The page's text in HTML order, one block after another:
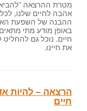
מטרת ההרצאה
אהבה לחיים שלנו,
ההבנה של השפעת
באופן מודע מתי
חיים. נוכל גם
את חיינו.
הרצאה – להיות
חיים